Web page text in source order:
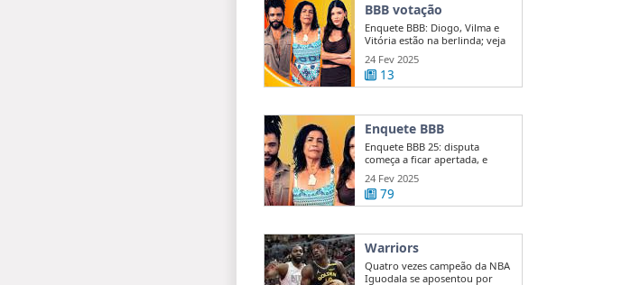
BBB votação
Enquete BBB: Diogo, Vilma e
Vitória estão na berlinda; veja
quem ...
24 Fev 2025
13
Enquete BBB
Enquete BBB 25: disputa
começa a ficar apertada, e
diferença entre ...
24 Fev 2025
79
Warriors
Quatro vezes campeão da NBA
Iguodala se aposentou por